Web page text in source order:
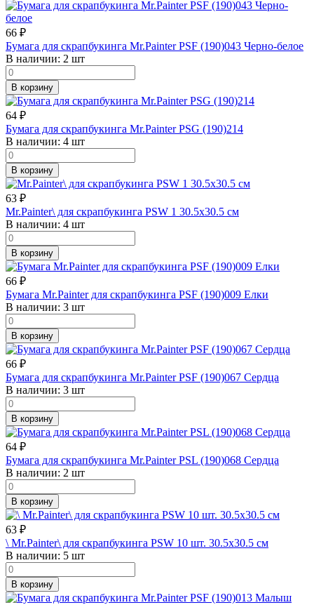
66 ₽
Бумага для скрапбукинга Mr.Painter PSF (190)043 Черно-белое
В наличии: 2 шт
В корзину
64 ₽
Бумага для скрапбукинга Mr.Painter PSG (190)214
В наличии: 4 шт
В корзину
63 ₽
Mr.Painter\ для скрапбукинга PSW 1 30.5х30.5 см
В наличии: 4 шт
В корзину
66 ₽
Бумага Mr.Painter для скрапбукинга PSF (190)009 Елки
В наличии: 3 шт
В корзину
66 ₽
Бумага для скрапбукинга Mr.Painter PSF (190)067 Сердца
В наличии: 3 шт
В корзину
64 ₽
Бумага для скрапбукинга Mr.Painter PSL (190)068 Сердца
В наличии: 2 шт
В корзину
63 ₽
\ Mr.Painter\ для скрапбукинга PSW 10 шт. 30.5х30.5 см
В наличии: 5 шт
В корзину